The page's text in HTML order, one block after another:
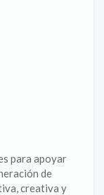
para apoyar
de
creativa y